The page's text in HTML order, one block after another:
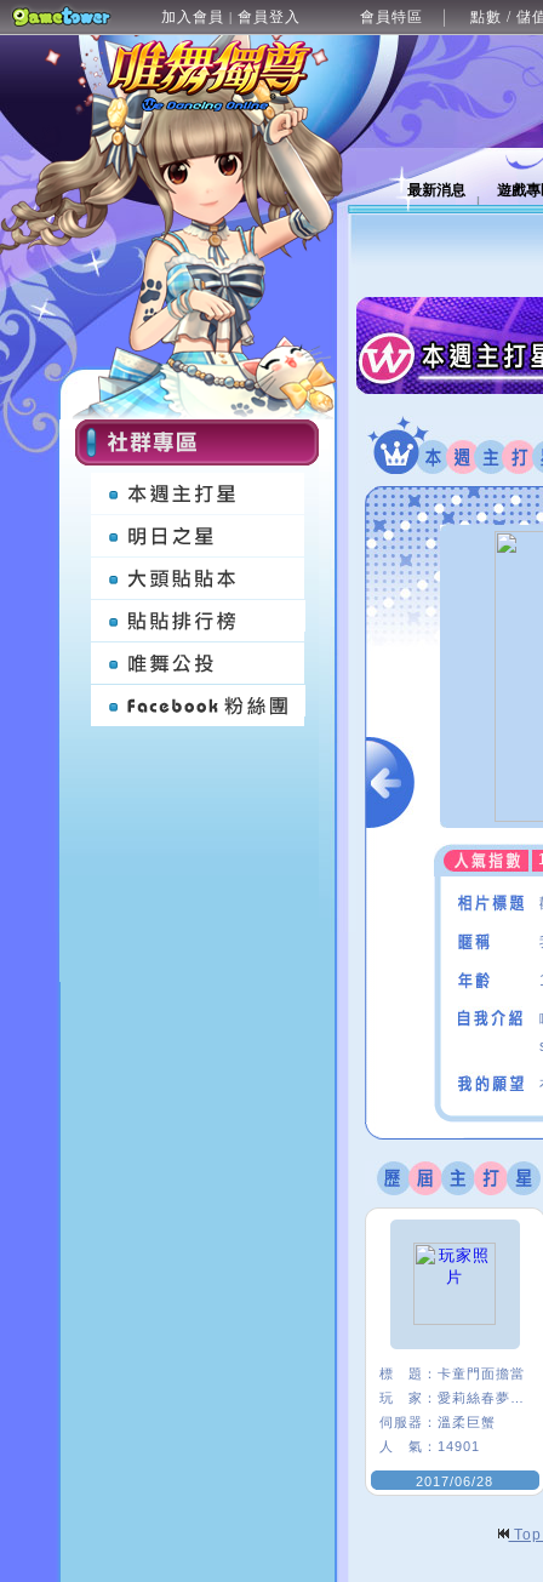
加入會員 | 會員登入 會員特區 點數 / 儲
最新消息 遊戲
標 題： 卡童門面擔當
玩 家：
伺服器： 溫柔巨蟹
人 氣： 14901
2017/06/28